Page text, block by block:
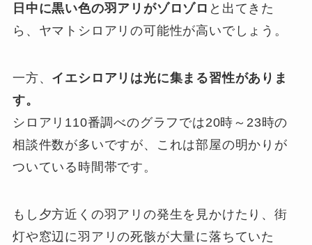
日中に黒い色の羽アリがゾロゾロ と出てきた
ら、ヤマトシロアリの可能性が高いでしょう。
一方、 イエシロアリは光に集まる習性がありま
す。
シロアリ110番調べのグラフでは20時～23時の
相談件数が多いですが、これは部屋の明かりが
ついている時間帯です。
もし夕方近くの羽アリの発生を見かけたり、街
灯や窓辺に羽アリの死骸が大量に落ちていた